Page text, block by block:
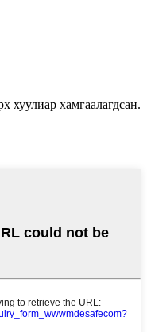
хуулиар хамгаалагдсан.